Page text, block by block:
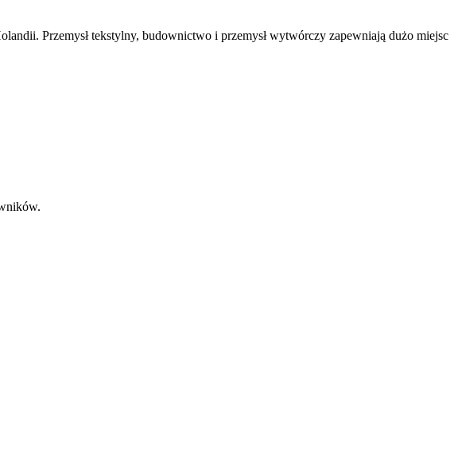
Przemysł tekstylny, budownictwo i przemysł wytwórczy zapewniają dużo miejsc